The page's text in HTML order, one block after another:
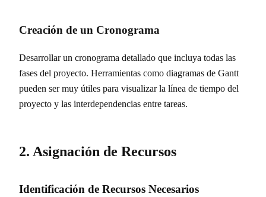
Creación de un Cronograma
Desarrollar un cronograma detallado que incluya todas las
fases del proyecto. Herramientas como diagramas de Gantt
pueden ser muy útiles para visualizar la línea de tiempo del
proyecto y las interdependencias entre tareas.
2. Asignación de Recursos
Identificación de Recursos Necesarios